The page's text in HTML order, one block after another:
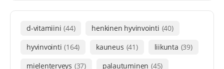
d-vitamiini (44) henkinen hyvinvointi (40)
hyvinvointi (164) kauneus (41) liikunta (39)
mielenterveys (37) palautuminen (45)